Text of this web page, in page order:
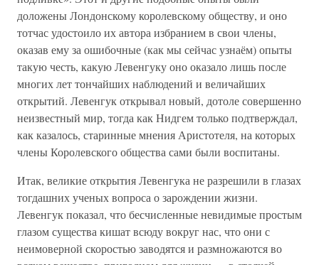
доложены Лондонскому королевскому обществу, и оно
тотчас удостоило их автора избранием в свои члены,
оказав ему за ошибочные (как мы сейчас узнаём) опыты
такую честь, какую Левенгуку оно оказало лишь после
многих лет тончайших наблюдений и величайших
открытий. Левенгук открывал новый, дотоле совершенно
неизвестный мир, тогда как Нидгем только подтверждал,
как казалось, старинные мнения Аристотеля, на которых
члены Королевского общества сами были воспитаны.
Итак, великие открытия Левенгука не разрешили в глазах
тогдашних ученых вопроса о зарождении жизни.
Левенгук показал, что бесчисленные невидимые простым
глазом существа кишат всюду вокруг нас, что они с
неимоверной скоростью заводятся и размножаются во